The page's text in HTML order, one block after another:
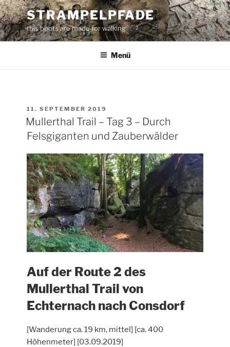
Zum
Inhalt
springen
STRAMPELPFADE
this boots are made for walking
Menü
VERÖFFENTLICHT
AM
11. SEPTEMBER 2019
Mullerthal Trail – Tag 3 – Durch
Felsgiganten und Zauberwälder
Auf der Route 2 des
Mullerthal Trail von
Echternach nach Consdorf
[Wanderung ca. 19 km, mittel] [ca. 400
Höhenmeter] [03.09.2019]